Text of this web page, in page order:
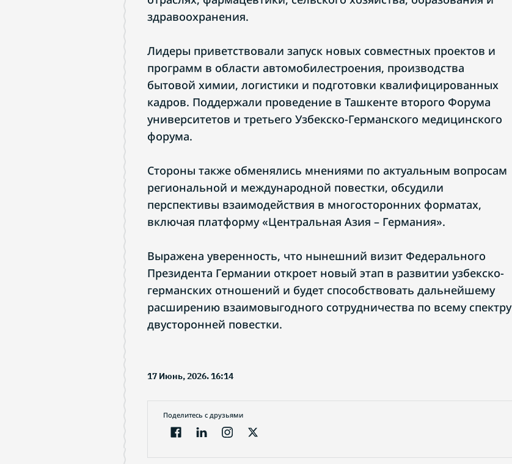
здравоохранения.
Лидеры приветствовали запуск новых совместных проектов и
программ в области автомобилестроения, производства
бытовой химии, логистики и подготовки квалифицированных
кадров. Поддержали проведение в Ташкенте второго Форума
университетов и третьего Узбекско-Германского медицинского
форума.
Стороны также обменялись мнениями по актуальным вопросам
региональной и международной повестки, обсудили
перспективы взаимодействия в многосторонних форматах,
включая платформу «Центральная Азия – Германия».
Выражена уверенность, что нынешний визит Федерального
Президента Германии откроет новый этап в развитии узбекско-
германских отношений и будет способствовать дальнейшему
расширению взаимовыгодного сотрудничества по всему спектру
двусторонней повестки.
17 Июнь, 2026. 16:14
Поделитесь с друзьями